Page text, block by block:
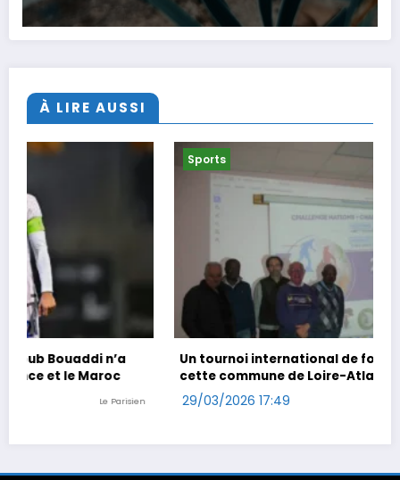
À LIRE AUSSI
Un tournoi international de foot en marchant dans
cette commune de Loire-Atlantique
29/03/2026 17:49